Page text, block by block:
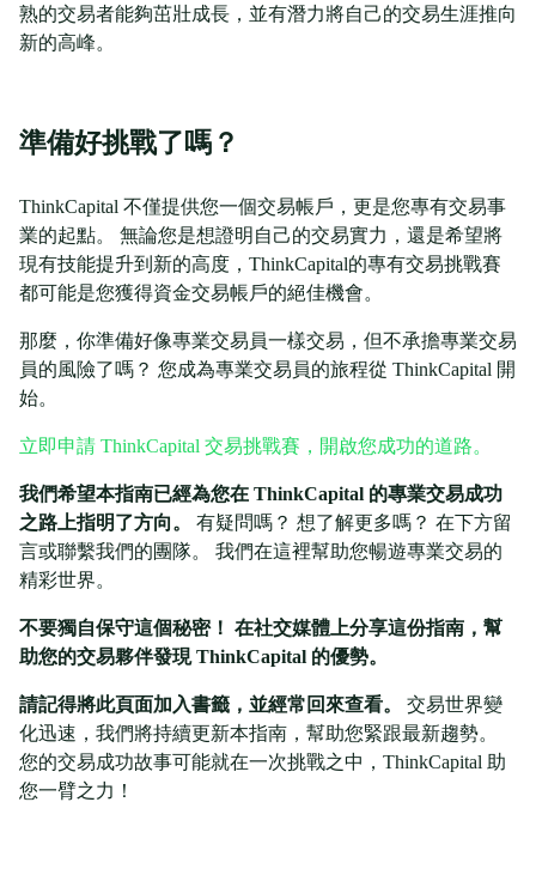
熟的交易者能夠茁壯成長，並有潛力將自己的交易生涯推向
新的高峰。
準備好挑戰了嗎？
ThinkCapital 不僅提供您一個交易帳戶，更是您專有交易事
業的起點。 無論您是想證明自己的交易實力，還是希望將
現有技能提升到新的高度，ThinkCapital的專有交易挑戰賽
都可能是您獲得資金交易帳戶的絕佳機會。
那麼，你準備好像專業交易員一樣交易，但不承擔專業交易
員的風險了嗎？ 您成為專業交易員的旅程從 ThinkCapital 開
始。
立即申請 ThinkCapital 交易挑戰賽，開啟您成功的道路。
我們希望本指南已經為您在 ThinkCapital 的專業交易成功
之路上指明了方向。
有疑問嗎？ 想了解更多嗎？ 在下方留
言或聯繫我們的團隊。 我們在這裡幫助您暢遊專業交易的
精彩世界。
不要獨自保守這個秘密！ 在社交媒體上分享這份指南，幫
助您的交易夥伴發現 ThinkCapital 的優勢。
請記得將此頁面加入書籤，並經常回來查看。
交易世界變
化迅速，我們將持續更新本指南，幫助您緊跟最新趨勢。
您的交易成功故事可能就在一次挑戰之中，ThinkCapital 助
您一臂之力！